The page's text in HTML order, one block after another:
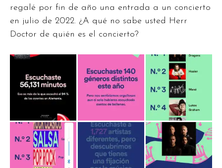
regalé por fin de año una entrada a un concierto
en julio de 2022. ¿A qué no sabe usted Herr
Doctor de quién es el concierto?